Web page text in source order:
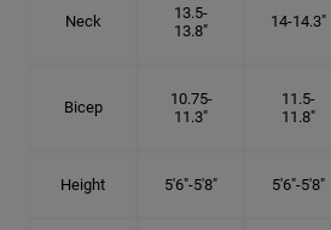
Neck
13.5-
13.8"
14-14.3"
Bicep
10.75-
11.3"
11.5-
11.8"
Height 5'6"-5'8" 5'6"-5'8"